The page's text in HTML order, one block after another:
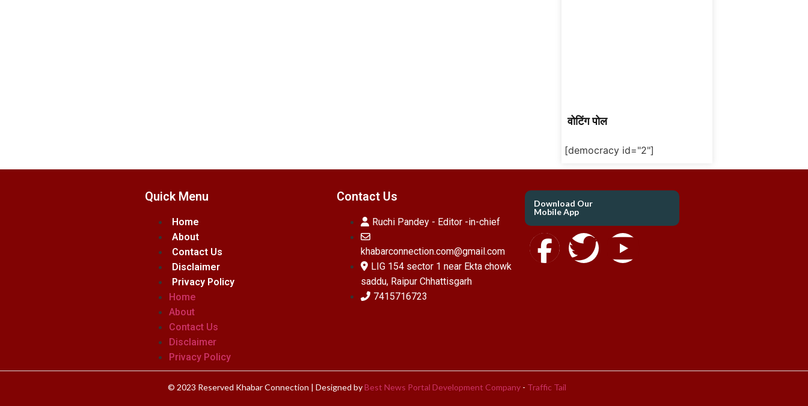
वोटिंग पोल
[democracy id="2"]
Quick Menu
Home
About
Contact Us
Disclaimer
Privacy Policy
Home
About
Contact Us
Disclaimer
Privacy Policy
Contact Us
Ruchi Pandey - Editor -in-chief
khabarconnection.com@gmail.com
LIG 154 sector 1 near Ekta chowk
saddu, Raipur Chhattisgarh
7415716723
Download Our
Mobile App
© 2023 Reserved Khabar Connection | Designed by Best News Portal Development Company- Traffic Tail